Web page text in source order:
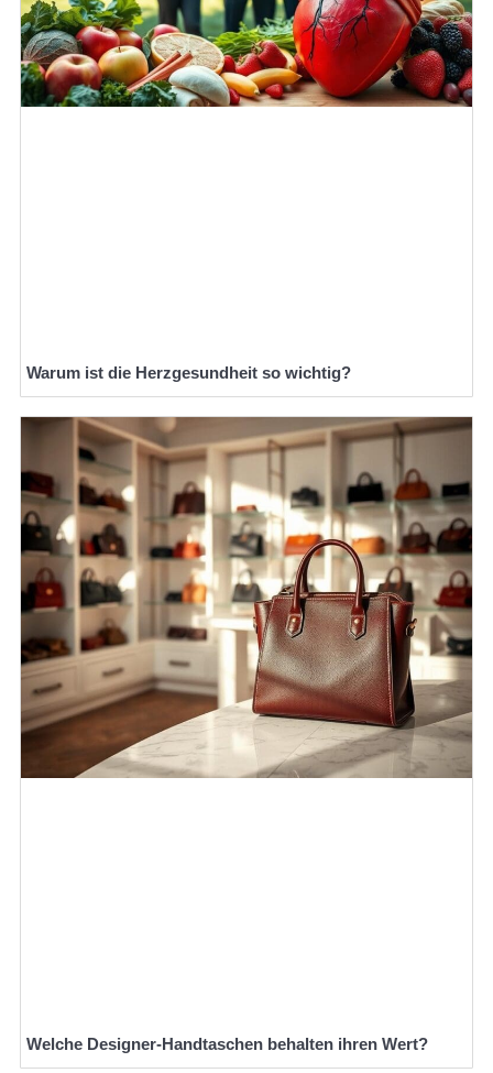
Warum ist die Herzgesundheit so wichtig?
Welche Designer-Handtaschen behalten ihren Wert?